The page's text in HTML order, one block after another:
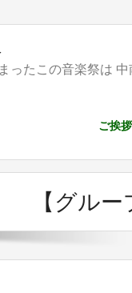
ったこの音楽祭は
ご挨拶
【グル